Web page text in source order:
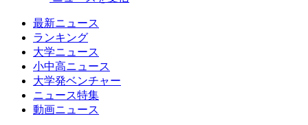
最新ニュース
ランキング
大学ニュース
小中高ニュース
大学発ベンチャー
ニュース特集
動画ニュース